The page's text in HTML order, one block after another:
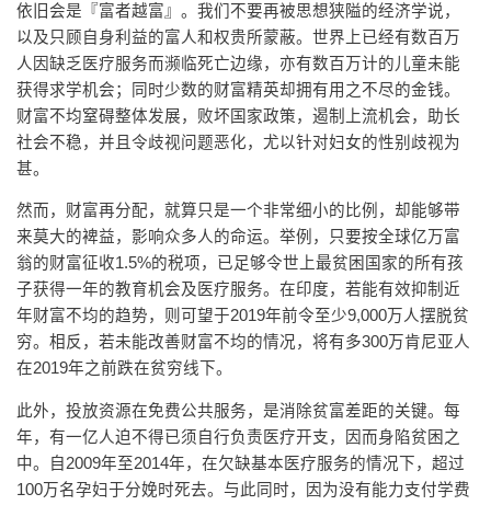
依旧会是『富者越富』。我们不要再被思想狭隘的经济学说，
以及只顾自身利益的富人和权贵所蒙蔽。世界上已经有数百万
人因缺乏医疗服务而濒临死亡边缘，亦有数百万计的儿童未能
获得求学机会；同时少数的财富精英却拥有用之不尽的金钱。
财富不均窒碍整体发展，败坏国家政策，遏制上流机会，助长
社会不稳，并且令歧视问题恶化，尤以针对妇女的性别歧视为
甚。
然而，财富再分配，就算只是一个非常细小的比例，却能够带
来莫大的裨益，影响众多人的命运。举例，只要按全球亿万富
翁的财富征收1.5%的税项，已足够令世上最贫困国家的所有孩
子获得一年的教育机会及医疗服务。在印度，若能有效抑制近
年财富不均的趋势，则可望于2019年前令至少9,000万人摆脱贫
穷。相反，若未能改善财富不均的情况，将有多300万肯尼亚人
在2019年之前跌在贫穷线下。
此外，投放资源在免费公共服务，是消除贫富差距的关键。每
年，有一亿人迫不得已须自行负责医疗开支，因而身陷贫困之
中。自2009年至2014年，在欠缺基本医疗服务的情况下，超过
100万名孕妇于分娩时死去。与此同时，因为没有能力支付学费